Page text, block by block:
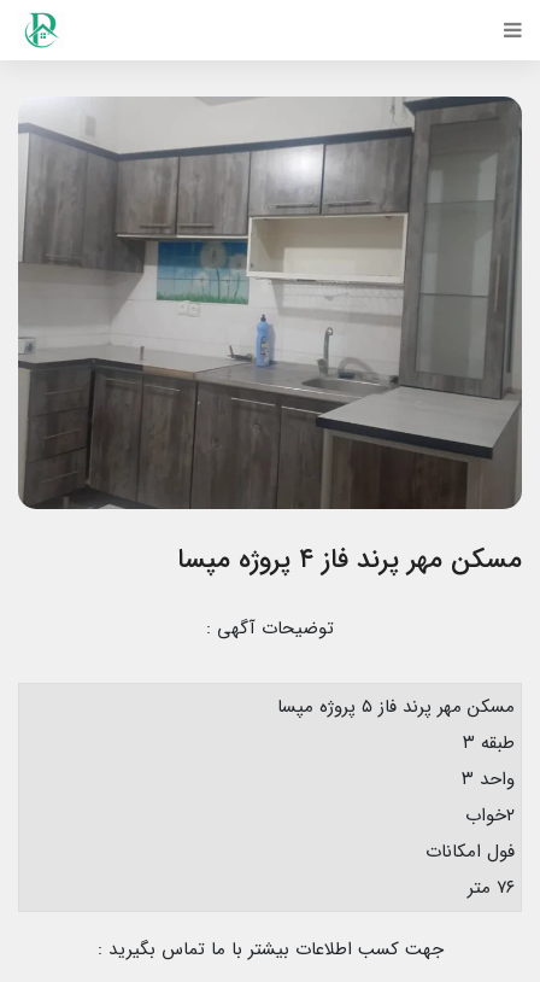
مسکن مهر پرند فاز ۴ پروژه مپسا
توضیحات آگهی :
مسکن مهر پرند فاز ۵ پروژه مپسا
طبقه ۳
واحد ۳
۲خواب
فول امکانات
۷۶ متر
جهت کسب اطلاعات بیشتر با ما تماس بگیرید :